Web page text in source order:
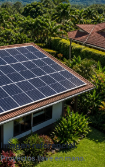
Imagen referencial.
Proyectos llave en mano.